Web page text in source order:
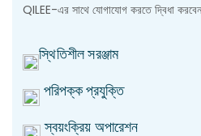
QILEE-এর সাথে যোগাযোগ করতে দ্বিধা
স্থিতিশীল সরঞ্জাম
পরিপক্ক প্রযুক্তি
স্বয়ংক্রিয় অপারেশন